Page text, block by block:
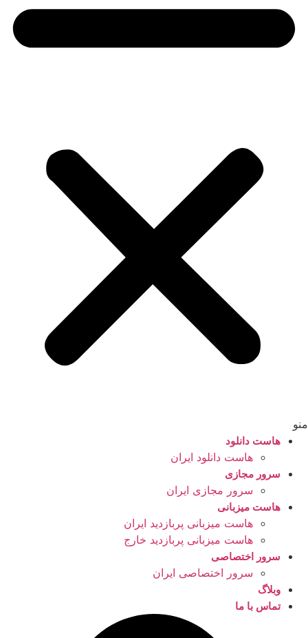
منو
هاست دانلود
هاست دانلود ایران
سرور مجازی
سرور مجازی ایران
هاست میزبانی
هاست میزبانی پربازدید ایران
هاست میزبانی پربازدید خارج
سرور اختصاصی
سرور اختصاصی ایران
وبلاگ
تماس با ما